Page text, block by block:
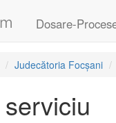
Dosare-
Judecătoria Focșani